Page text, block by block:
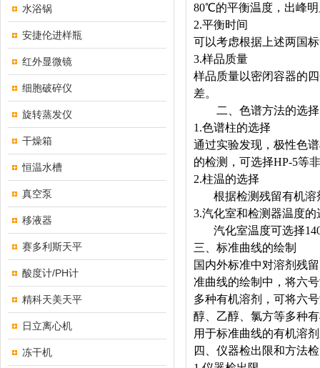
水浴锅
安捷伦进样瓶
红外显微镜
细胞破碎仪
旋转蒸发仪
干燥箱
恒温水槽
真空泵
移液器
赛多利斯天平
酸度计/PH计
精科天美天平
日立离心机
冻干机
80℃的平衡温度，出峰
2.平衡时间
可以考虑根据上述两国
3.样品质量
样品质量以密闭容器的
差。
二、色谱方法的选择
1.色谱柱的选择
通过实验发现，极性色
的检测，可选择HP-5等
2.柱温的选择
根据检测残留有机
3.汽化室和检测器温度的
汽化室温度可选择
三、标准曲线的绘制
国内外标准中对溶剂残
准曲线的绘制中，将六
多种有机溶剂，可将六
醇、乙醇、氯方等多种
用于标准曲线的有机溶
四、仪器检出限和方法